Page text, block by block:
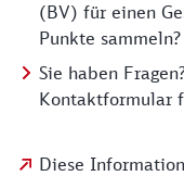
(BV) für einen
Punkte sammeln?
Sie haben
Kontaktformular
Diese